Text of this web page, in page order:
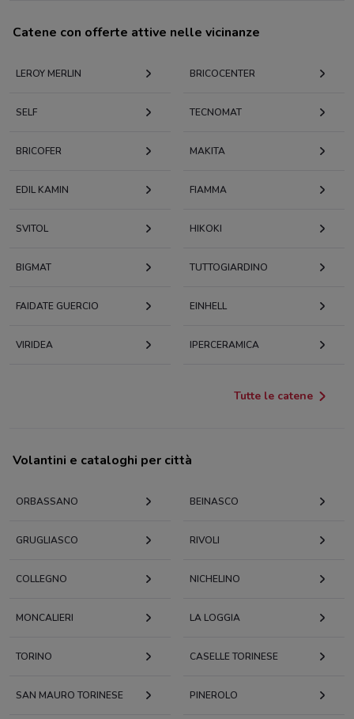
Catene con offerte attive nelle vicinanze
LEROY MERLIN BRICOCENTER
SELF TECNOMAT
BRICOFER MAKITA
EDIL KAMIN FIAMMA
SVITOL HIKOKI
BIGMAT TUTTOGIARDINO
FAIDATE GUERCIO EINHELL
VIRIDEA IPERCERAMICA
Tutte le catene
Volantini e cataloghi per città
ORBASSANO BEINASCO
GRUGLIASCO RIVOLI
COLLEGNO NICHELINO
MONCALIERI LA LOGGIA
TORINO CASELLE TORINESE
SAN MAURO TORINESE PINEROLO